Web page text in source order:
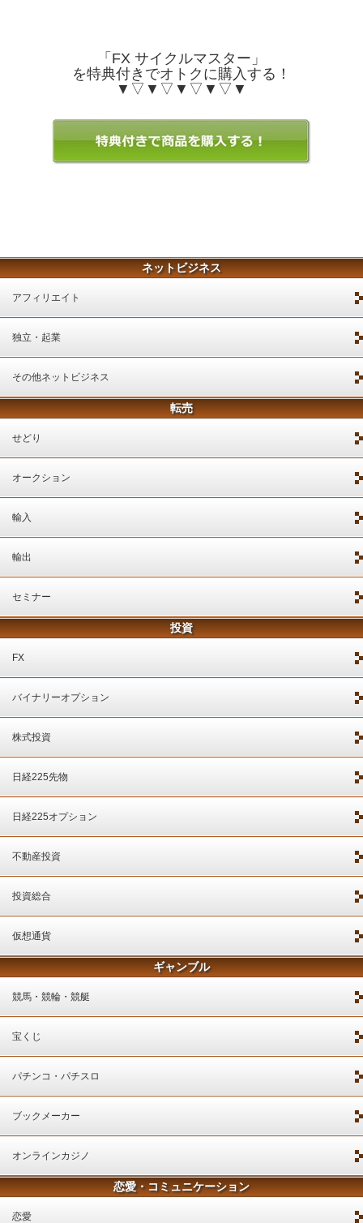
「FX サイクルマスター」
を特典付きでオトクに購入する！
▼▽▼▽▼▽▼▽▼
ネットビジネス
アフィリエイト
独立・起業
その他ネットビジネス
転売
せどり
オークション
輸入
輸出
セミナー
投資
FX
バイナリーオプション
株式投資
日経225先物
日経225オプション
不動産投資
投資総合
仮想通貨
ギャンブル
競馬・競輪・競艇
宝くじ
パチンコ・パチスロ
ブックメーカー
オンラインカジノ
恋愛・コミュニケーション
恋愛